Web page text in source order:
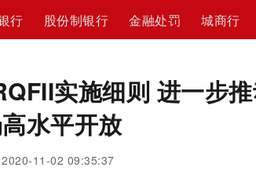
行 股份制银行 金融处罚 城商行
实施细则 进一步
水平开放
11-02 09:35:37